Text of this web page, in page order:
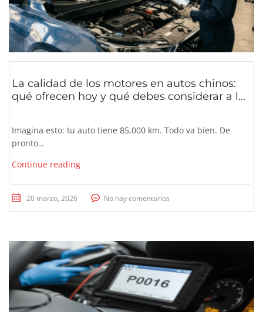
La calidad de los motores en autos chinos:
qué ofrecen hoy y qué debes considerar a l...
Imagina esto: tu auto tiene 85,000 km. Todo va bien. De
pronto…
Continue reading
20 marzo, 2026 No hay comentarios